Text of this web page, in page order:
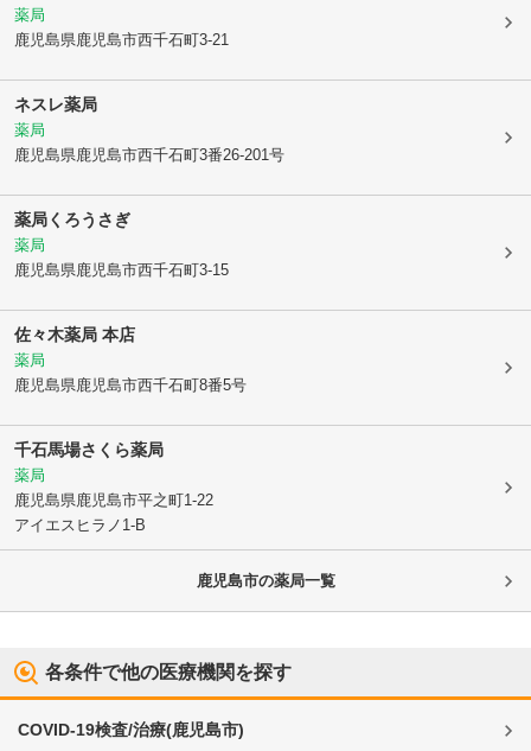
薬局
鹿児島県鹿児島市西千石町3-21
ネスレ薬局
薬局
鹿児島県鹿児島市西千石町3番26-201号
薬局くろうさぎ
薬局
鹿児島県鹿児島市西千石町3-15
佐々木薬局 本店
薬局
鹿児島県鹿児島市西千石町8番5号
千石馬場さくら薬局
薬局
鹿児島県鹿児島市平之町1-22
アイエスヒラノ1-B
鹿児島市の薬局一覧
各条件で他の医療機関を探す
COVID-19検査/治療(鹿児島市)